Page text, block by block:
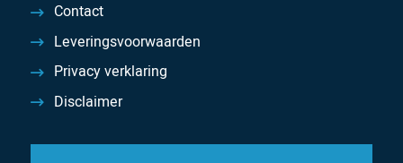
Contact
Leveringsvoorwaarden
Privacy verklaring
Disclaimer